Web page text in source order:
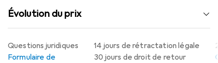
Évolution du prix
14 jours de rétractation légale
30 jours de droit de retour
Questions juridiques
Formulaire de